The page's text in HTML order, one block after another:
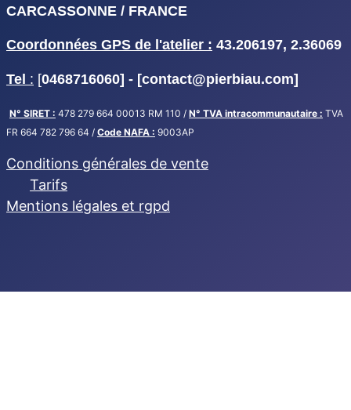
CARCASSONNE / FRANCE
Coordonnées GPS de l'atelier : 43.206197, 2.36069
Tel : [0468716060] - [contact@pierbiau.com]
N° SIRET : 478 279 664 00013 RM 110 / N° TVA intracommunautaire : TVA
FR 664 782 796 64 / Code NAFA : 9003AP
Conditions générales de vente
Tarifs
Mentions légales et rgpd